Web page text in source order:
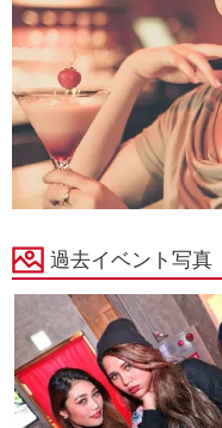
過去イベント写真